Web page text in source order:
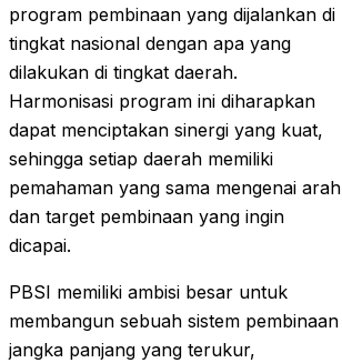
program pembinaan yang dijalankan di
tingkat nasional dengan apa yang
dilakukan di tingkat daerah.
Harmonisasi program ini diharapkan
dapat menciptakan sinergi yang kuat,
sehingga setiap daerah memiliki
pemahaman yang sama mengenai arah
dan target pembinaan yang ingin
dicapai.
PBSI memiliki ambisi besar untuk
membangun sebuah sistem pembinaan
jangka panjang yang terukur,